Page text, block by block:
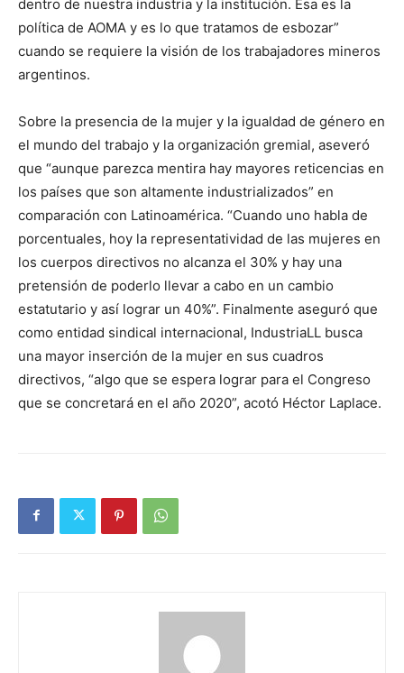
dentro de nuestra industria y la institución. Esa es la
política de AOMA y es lo que tratamos de esbozar”
cuando se requiere la visión de los trabajadores mineros
argentinos.
Sobre la presencia de la mujer y la igualdad de género en
el mundo del trabajo y la organización gremial, aseveró
que “aunque parezca mentira hay mayores reticencias en
los países que son altamente industrializados” en
comparación con Latinoamérica. “Cuando uno habla de
porcentuales, hoy la representatividad de las mujeres en
los cuerpos directivos no alcanza el 30% y hay una
pretensión de poderlo llevar a cabo en un cambio
estatutario y así lograr un 40%”. Finalmente aseguró que
como entidad sindical internacional, IndustriaLL busca
una mayor inserción de la mujer en sus cuadros
directivos, “algo que se espera lograr para el Congreso
que se concretará en el año 2020”, acotó Héctor Laplace.